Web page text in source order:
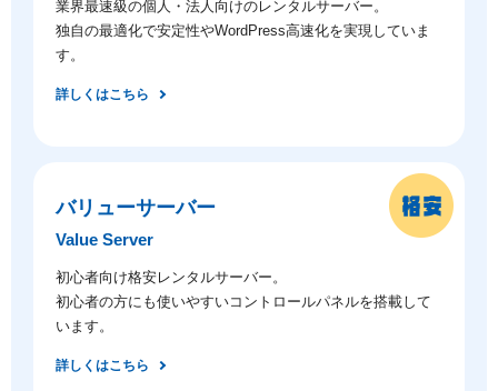
業界最速級の個人・法人向けのレンタルサーバー。
独自の最適化で安定性やWordPress高速化を実現していま
す。
詳しくはこちら
バリューサーバー
Value Server
初心者向け格安レンタルサーバー。
初心者の方にも使いやすいコントロールパネルを搭載して
います。
詳しくはこちら